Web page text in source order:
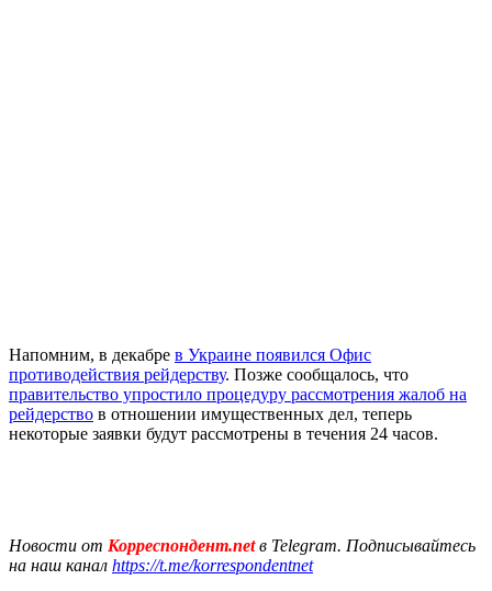
Напомним, в декабре в Украине появился Офис
противодействия рейдерству. Позже сообщалось, что
правительство упростило процедуру рассмотрения жалоб на
рейдерство в отношении имущественных дел, теперь
некоторые заявки будут рассмотрены в течения 24 часов.
Новости от Корреспондент.netв Telegram. Подписывайтесь
на наш канал https://t.me/korrespondentnet